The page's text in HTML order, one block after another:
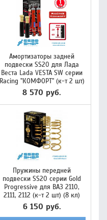
Амортизаторы задней
подвески SS20 для Лада
Веста Lada VESTA SW серии
Racing "КОМФОРТ" (к-т 2 шт)
8 570 руб.
Пружины передней
подвески SS20 серии Gold
Progressive для ВАЗ 2110,
2111, 2112 (к-т 2 шт) (8 кл)
6 150 руб.